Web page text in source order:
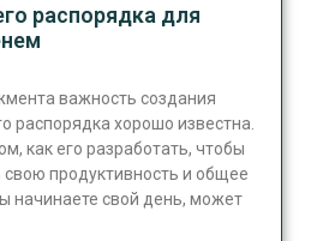
распорядка для
важность создания
распорядка хорошо известна.
как его разработать, чтобы
продуктивность и общее
начинаете свой день, может